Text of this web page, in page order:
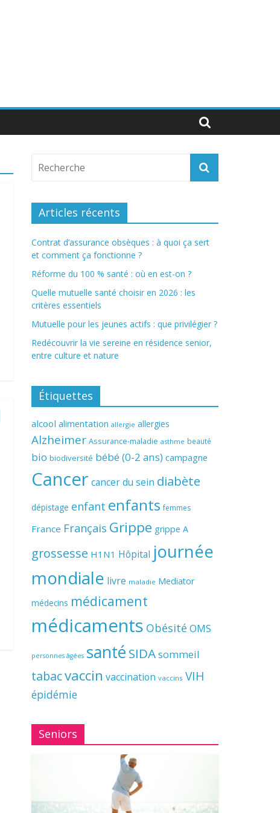
Articles récents
Contrat d’assurance obsèques : à quoi ça sert
et comment ça fonctionne ?
Réforme du 100 % santé : où en est-on ?
Quelle mutuelle santé choisir en 2026 : les
critères essentiels
Mutuelle pour les jeunes actifs : que privilégier ?
Redécouvrir la vie sereine en résidence senior,
entre culture et nature
Étiquettes
alcool alimentation allergie allergies
Alzheimer Assurance-maladie asthme beauté
bio biodiversité bébé (0-2 ans) campagne
Cancer cancer du sein diabète
dépistage enfant enfants femmes
France Français Grippe grippe A
grossesse H1N1 Hôpital journée
mondiale livre maladie Mediator
médecins médicament
médicaments Obésité OMS
personnes âgées santé SIDAsommeil
tabacvaccin vaccination vaccins VIH
épidémie
Seniors